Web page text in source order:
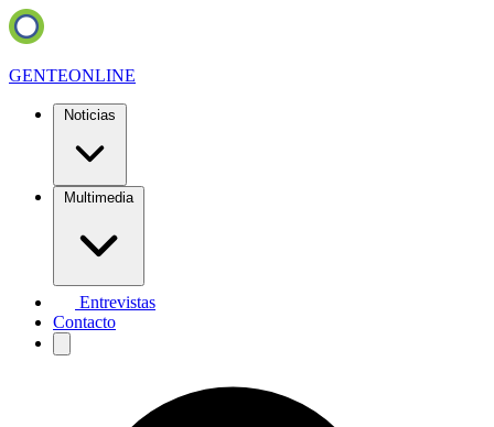
GENTEONLINE
Noticias
Multimedia
Entrevistas
Contacto